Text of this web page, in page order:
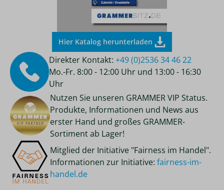
Hier Katalog herunterladen
Direkter Kontakt:+49 (0)2536 34 46 22
Mo.-Fr. 8:00 - 12:00 Uhr und 13:00 - 16:30
Uhr
Nutzen Sie unseren GRAMMER VIP Status.
Produkte, Informationen und News aus
erster Hand und großes GRAMMER-
Sortiment ab Lager!
Mitglied der Initiative "Fairness im Handel".
Informationen zur Initiative: fairness-im-
handel.de